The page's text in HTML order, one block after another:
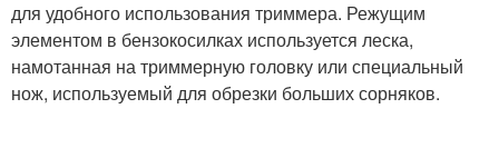
для удобного использования триммера. Режущим
элементом в бензокосилках используется леска,
намотанная на триммерную головку или специальный
нож, используемый для обрезки больших сорняков.